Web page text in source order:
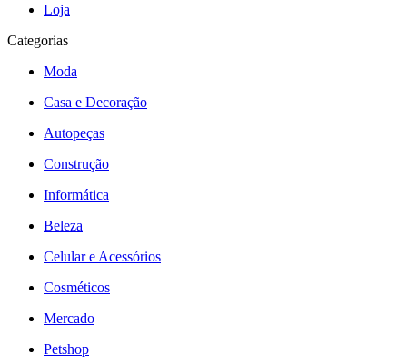
Loja
Categorias
Moda
Casa e Decoração
Autopeças
Construção
Informática
Beleza
Celular e Acessórios
Cosméticos
Mercado
Petshop